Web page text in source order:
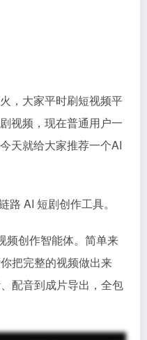
，大家平时刷短视频平
视频，现在普通用户一
天就给大家推荐一个AI
路 AI 短剧创作工具。
频创作智能体。简单来
把完整的视频做出来
配音到成片导出，全包